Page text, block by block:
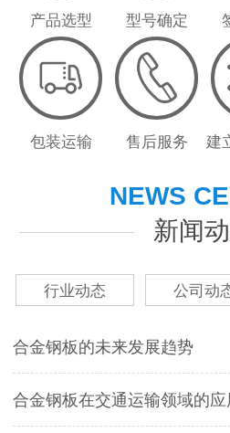
产品选型 型号确定
包装运输 售后服务 建
NEWS
新闻
行业动态 公司动
合金钢板的未来发展趋势
合金钢板在交通运输领域的应